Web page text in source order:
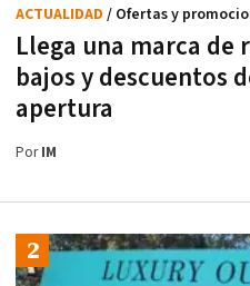
Llega una marca de
bajos y descuentos
apertura
ACTUALIDAD / Ofertas y
PorIM